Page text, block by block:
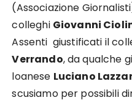
(Associazione
colleghi Giovanni
Assenti giustificati il
Verrando, da qualche
loanese Luciano
scusiamo per possibili